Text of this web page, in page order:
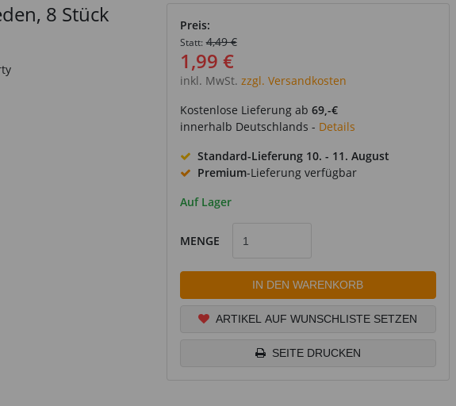
8 Stück Preis:
Statt: 4,49 €
1,99 €
inkl. MwSt. zzgl. Versandkosten
Kostenlose Lieferung ab 69,-€
innerhalb Deutschlands - Details
Standard-Lieferung 10. - 11. August
Premium-Lieferung verfügbar
Auf Lager
MENGE
IN DEN WARENKORB
ARTIKEL AUF WUNSCHLISTE SETZEN
SEITE DRUCKEN